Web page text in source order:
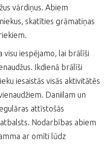
vārdiņus. Abiem
skatīties grāmatiņas
visu iespējamo, lai brālīši
Ikdienā brālīši
iesaistās visās aktivitātēs
Daniilam un
attīstošās
Nodarbības abiem
ar omīti lūdz